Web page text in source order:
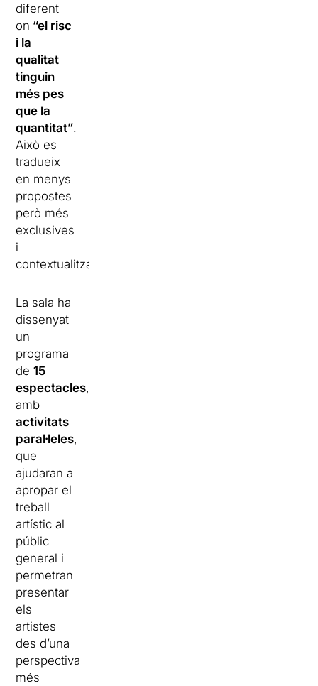
diferent
on “el risc
i la
qualitat
tinguin
més pes
que la
quantitat”.
Això es
tradueix
en menys
propostes
però més
exclusives
i
contextualitzades.
La sala ha
dissenyat
un
programa
de15
espectacles,
amb
activitats
paral·leles,
que
ajudaran a
apropar el
treball
artístic al
públic
general i
permetran
presentar
els
artistes
des d’una
perspectiva
més